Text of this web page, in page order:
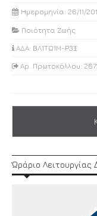
Ημερομηνία: 26/11/
Ποιότητα Ζωής
ΑΔΑ: ΒΛ1ΤΩ1Μ-Ρ3Ξ
Αρ. Πρωτοκόλλου:
Ώράριο